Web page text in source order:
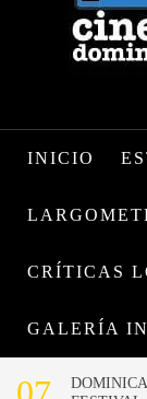
INICIO
CRÍTICAS
GALERÍA